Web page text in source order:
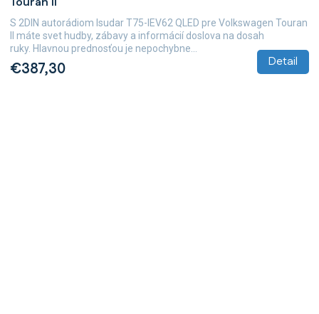
€387,30 Detail
S 2DIN autorádiom Isudar T75-IEV62 QLED pre Volkswagen Touran
II máte svet hudby, zábavy a informácií doslova na dosah
ruky. Hlavnou prednosťou je nepochybne...